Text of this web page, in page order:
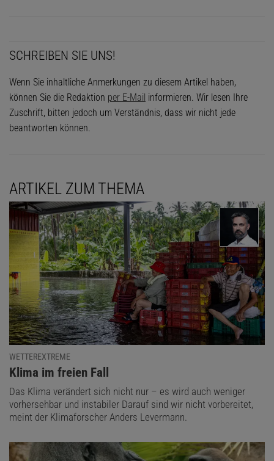
SCHREIBEN SIE UNS!
Wenn Sie inhaltliche Anmerkungen zu diesem Artikel haben,
können Sie die Redaktion per E-Mail informieren. Wir lesen Ihre
Zuschrift, bitten jedoch um Verständnis, dass wir nicht jede
beantworten können.
ARTIKEL ZUM THEMA
WETTEREXTREME
:
Klima im freien Fall
Das Klima verändert sich nicht nur – es wird auch weniger
vorhersehbar und instabiler Darauf sind wir nicht vorbereitet,
meint der Klimaforscher Anders Levermann.